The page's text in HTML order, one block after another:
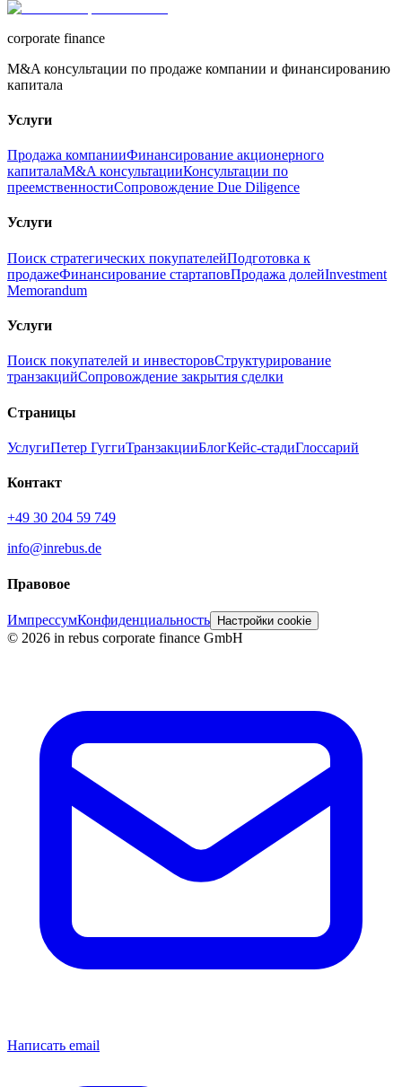
corporate finance
M&A консультации по продаже компании и финансированию
капитала
Услуги
Продажа компанииФинансирование акционерного
капиталаM&A консультацииКонсультации по
преемственностиСопровождение Due Diligence
Услуги
Поиск стратегических покупателейПодготовка к
продажеФинансирование стартаповПродажа долейInvestment
Memorandum
Услуги
Поиск покупателей и инвесторовСтруктурирование
транзакцийСопровождение закрытия сделки
Страницы
УслугиПетер ГуггиТранзакцииБлогКейс-стадиГлоссарий
Контакт
+49 30 204 59 749
info@inrebus.de
Правовое
ИмпрессумКонфиденциальность Настройки cookie
© 2026 in rebus corporate finance GmbH
Написать email